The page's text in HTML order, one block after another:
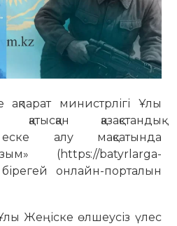
министрлігі Ұлы
қазақстандық
еске алу мақсатында
(https://batyrlarga-
онлайн-порталын
Жеңіске өлшеусіз үлес